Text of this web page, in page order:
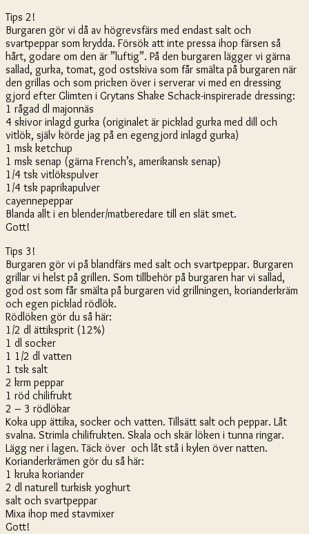
Tips 2!
Burgaren gör vi då av högrevsfärs med endast salt och
svartpeppar som krydda. Försök att inte pressa ihop färsen så
hårt, godare om den är ”luftig”. På den burgaren lägger vi gärna
sallad, gurka, tomat, god ostskiva som får smälta på burgaren när
den grillas och som pricken över i serverar vi med en dressing
gjord efter Glimten i Grytans Shake Schack-inspirerade dressing:
1 rågad dl majonnäs
4 skivor inlagd gurka (originalet är picklad gurka med dill och
vitlök, själv körde jag på en egengjord inlagd gurka)
1 msk ketchup
1 msk senap (gärna French’s, amerikansk senap)
1/4 tsk vitlökspulver
1/4 tsk paprikapulver
cayennepeppar
Blanda allt i en blender/matberedare till en slät smet.
Gott!
Tips 3!
Burgaren gör vi på blandfärs med salt och svartpeppar. Burgaren
grillar vi helst på grillen. Som tillbehör på burgaren har vi sallad,
god ost som får smälta på burgaren vid grillningen, korianderkräm
och egen picklad rödlök.
Rödlöken gör du så här:
1/2 dl ättiksprit (12%)
1 dl socker
1 1/2 dl vatten
1 tsk salt
2 krm peppar
1 röd chilifrukt
2 – 3 rödlökar
Koka upp ättika, socker och vatten. Tillsätt salt och peppar. Låt
svalna. Strimla chilifrukten. Skala och skär löken i tunna ringar.
Lägg ner i lagen. Täck över och låt stå i kylen över natten.
Korianderkrämen gör du så här:
1 kruka koriander
2 dl naturell turkisk yoghurt
salt och svartpeppar
Mixa ihop med stavmixer
Gott!